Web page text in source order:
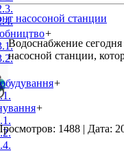
+
+
+
насосоной станции
Водоснабжение
насосной станции,
1488 | Дата: